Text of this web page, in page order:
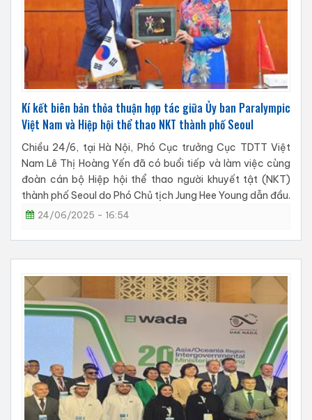
Kí kết biên bản thỏa thuận hợp tác giữa Ủy ban Paralympic
Việt Nam và Hiệp hội thể thao NKT thành phố Seoul
Chiều 24/6, tại Hà Nội, Phó Cục trưởng Cục TDTT Việt
Nam Lê Thị Hoàng Yến đã có buổi tiếp và làm việc cùng
đoàn cán bộ Hiệp hội thể thao người khuyết tật (NKT)
thành phố Seoul do Phó Chủ tịch Jung Hee Young dẫn đầu.
24/06/2025 - 16:54